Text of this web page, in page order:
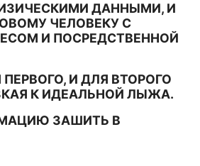
ДАННЫМИ, И
ЧЕЛОВЕКУ С
И ПОСРЕДСТВЕННОЙ
И ДЛЯ ВТОРОГО
К ИДЕАЛЬНОЙ ЛЫЖА.
ЗАШИТЬ В